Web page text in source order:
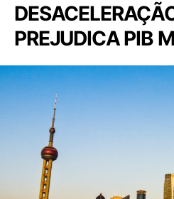
PREJUDICA PIB